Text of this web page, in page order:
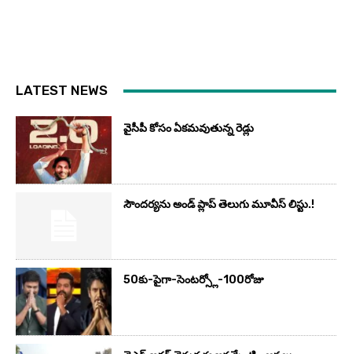
LATEST NEWS
వైసీపీ కోసం ఏక‌మ‌వుతున్న రెడ్లు
సౌందర్యను అండ్‌ ప్లాప్‌ తెలుగు మూవీస్‌ లిస్టు.!
50కు-పైగా-సెంటర్స్లో-100రోజు